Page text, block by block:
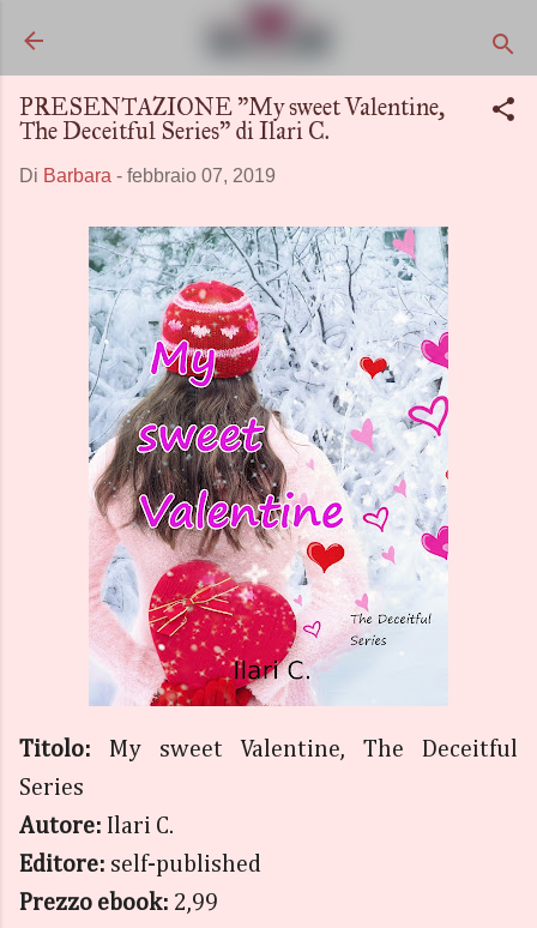
PRESENTAZIONE "My sweet Valentine,
The Deceitful Series" di Ilari C.
Di Barbara - febbraio 07, 2019
Titolo: My sweet Valentine, The Deceitful
Series
Autore: Ilari C.
Editore: self-published
Prezzo ebook: 2,99